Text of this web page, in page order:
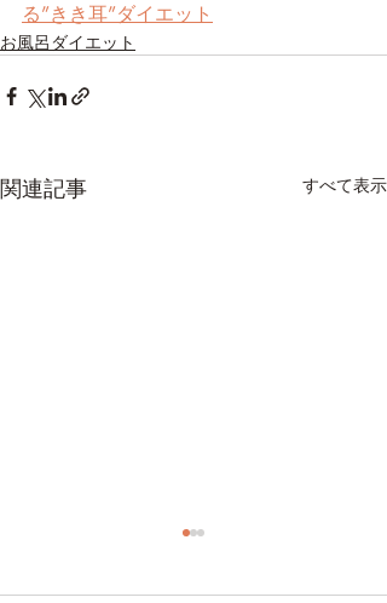
る”きき耳”ダイエット
お風呂ダイエット
関連記事 すべて表示